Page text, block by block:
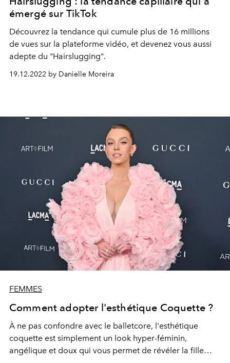
émergé sur TikTok
Découvrez la tendance qui cumule plus de 16 millions
de vues sur la plateforme vidéo, et devenez vous aussi
adepte du "Hairslugging".
19.12.2022 by Danielle Moreira
FEMMES
Comment adopter l'esthétique Coquette ?
À ne pas confondre avec le balletcore, l'esthétique
coquette est simplement un look hyper-féminin,
angélique et doux qui vous permet de révéler la fille